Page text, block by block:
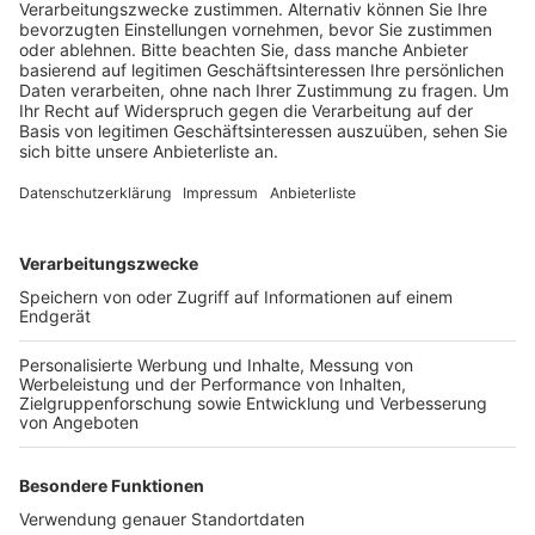
Veröffentlicht:Donnerstag, 06.06.2024 18:13
Anzeige
besonderes Event wird. Er erwarte eine volle
schon auf gutes Wetter. Vier Bühnen werden in der
Bergheimer Innenstadt aufgebaut, auf denen dann
unter anderem die Kölsch-Bands Miljö und Pimock
spielen. Mit dabei ist auch Sänger Dari und die
Drummerholics. Highlight-Act an diesem Abend ist
eine Lady Gaga Tribute-Show.
Mehr Infos zum Festival -HIER!